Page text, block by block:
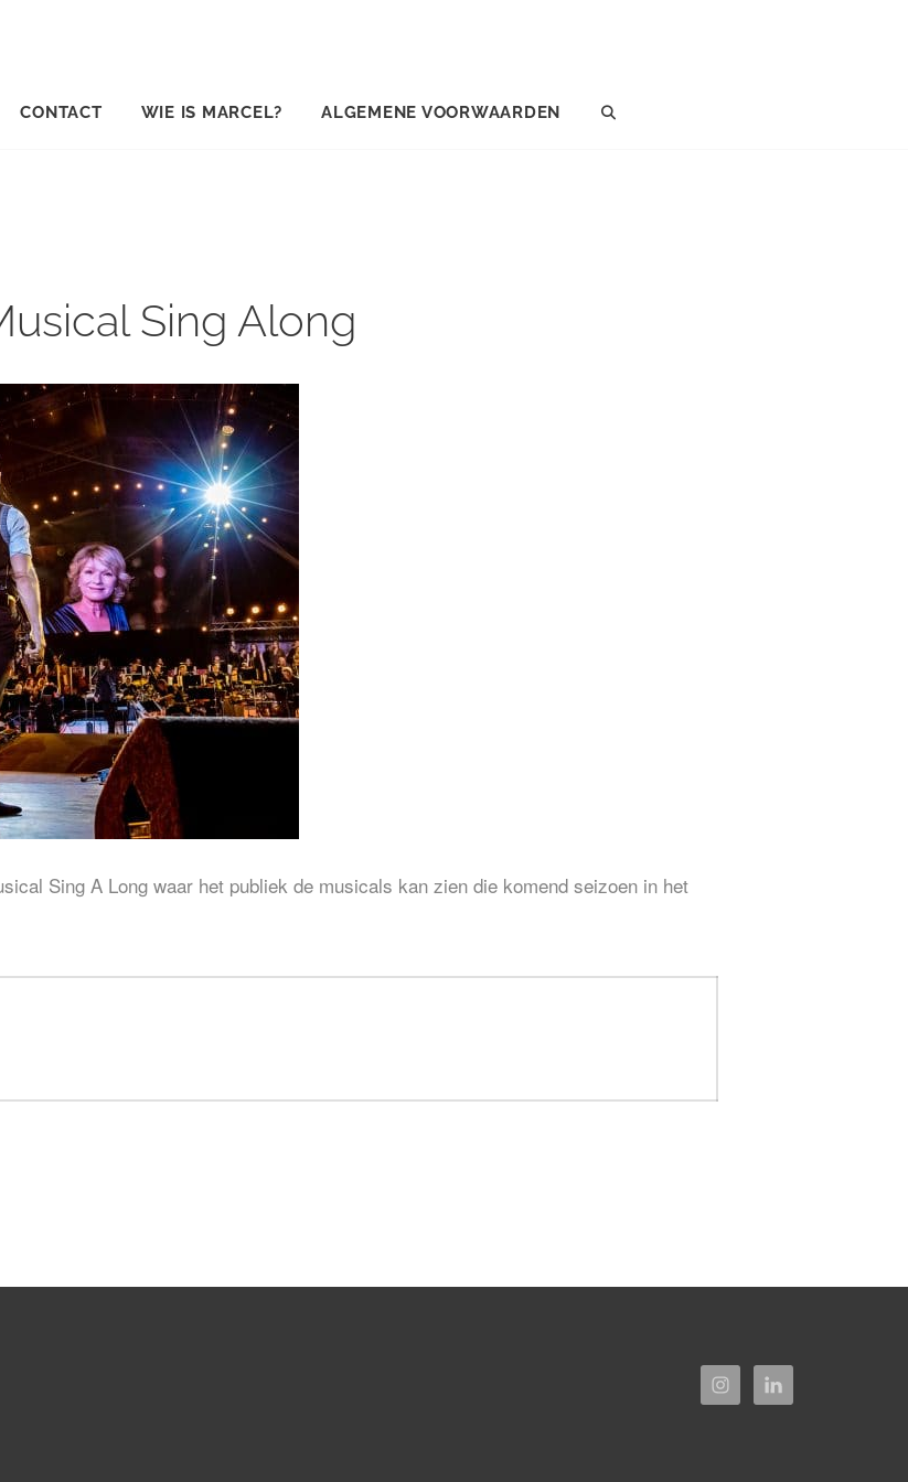
CONTACT WIE IS MARCEL? ALGEMENE VOORWAARDEN
Sing Along
Sing A Long waar het publiek de musicals kan zien die komend seizoen in het